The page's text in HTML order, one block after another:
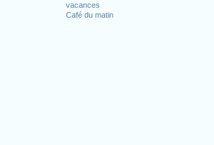
vacances
Café du matin